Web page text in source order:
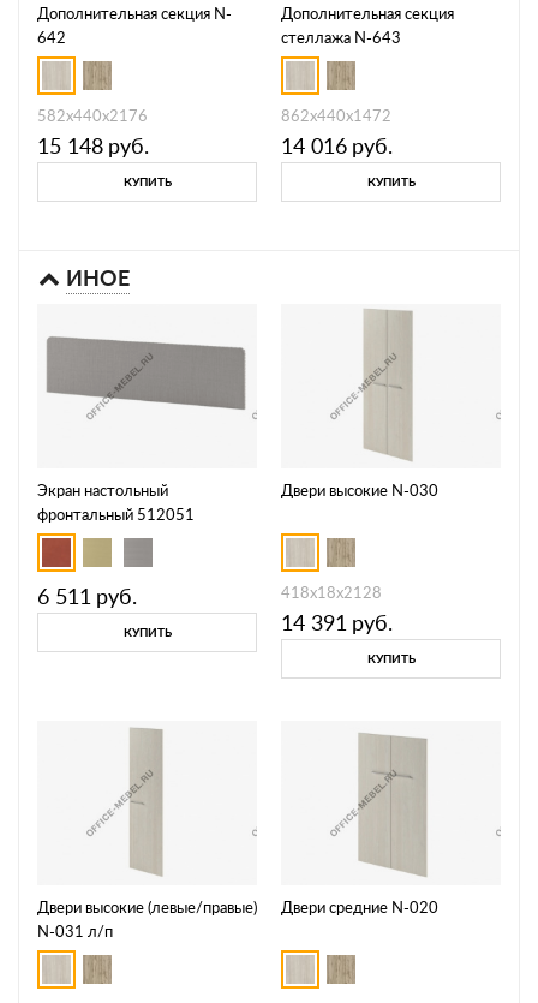
Дополнительная секция N-
642
582х440х2176
15 148 руб.
КУПИТЬ
Дополнительная секция
стеллажа N-643
862х440х1472
14 016 руб.
КУПИТЬ
ИНОЕ
Экран настольный
фронтальный 512051
6 511 руб.
КУПИТЬ
Двери высокие N-030
418х18х2128
14 391 руб.
КУПИТЬ
Двери высокие (левые/правые)
N-031 л/п
Двери средние N-020